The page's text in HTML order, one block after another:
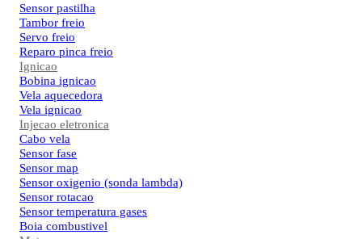
Sensor pastilha
Tambor freio
Servo freio
Reparo pinca freio
Ignicao
Bobina ignicao
Vela aquecedora
Vela ignicao
Injecao eletronica
Cabo vela
Sensor fase
Sensor map
Sensor oxigenio (sonda lambda)
Sensor rotacao
Sensor temperatura gases
Boia combustivel